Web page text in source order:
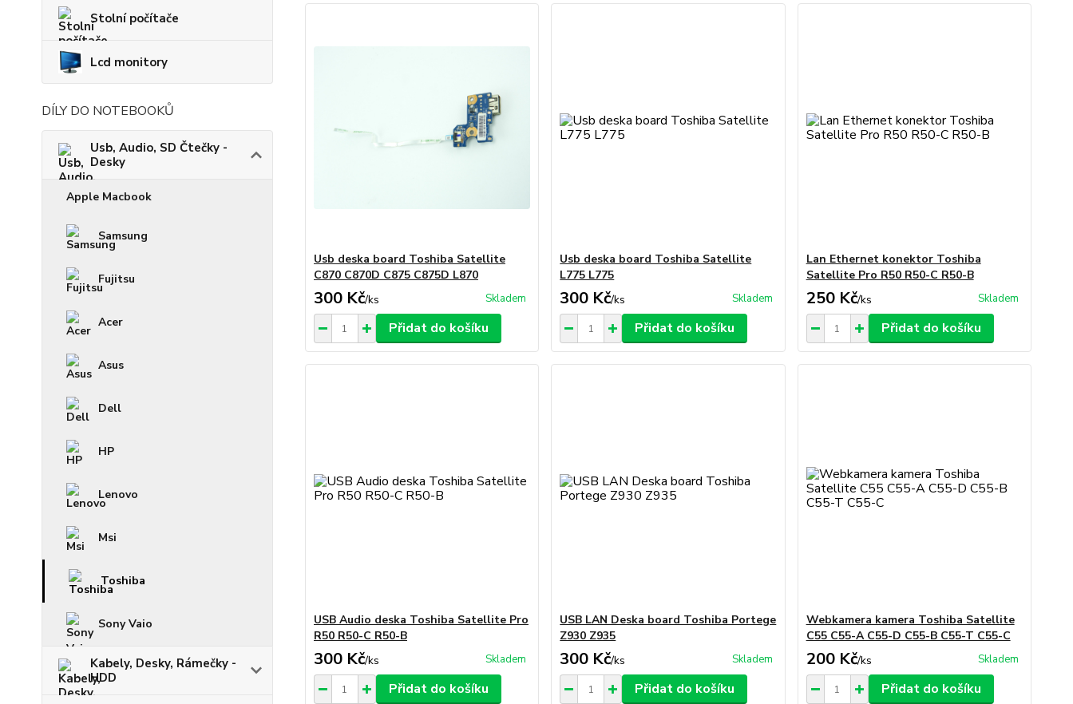
Stolní počítače
Lcd monitory
DÍLY DO NOTEBOOKŮ
Usb, Audio, SD Čtečky -
Desky
Apple Macbook
Samsung
Fujitsu
Acer
Asus
Dell
HP
Lenovo
Msi
Toshiba
Sony Vaio
Kabely, Desky, Rámečky -
HDD
Usb deska board Toshiba Satellite
C870 C870D C875 C875D L870
300 Kč/ks Skladem
Přidat do košíku
Usb deska board Toshiba Satellite
L775 L775
300 Kč/ks Skladem
Přidat do košíku
Lan Ethernet konektor Toshiba
Satellite Pro R50 R50-C R50-B
250 Kč/ks Skladem
Přidat do košíku
USB Audio deska Toshiba Satellite Pro
R50 R50-C R50-B
300 Kč/ks Skladem
Přidat do košíku
USB LAN Deska board Toshiba Portege
Z930 Z935
300 Kč/ks Skladem
Přidat do košíku
Webkamera kamera Toshiba Satellite
C55 C55-A C55-D C55-B C55-T C55-C
200 Kč/ks Skladem
Přidat do košíku